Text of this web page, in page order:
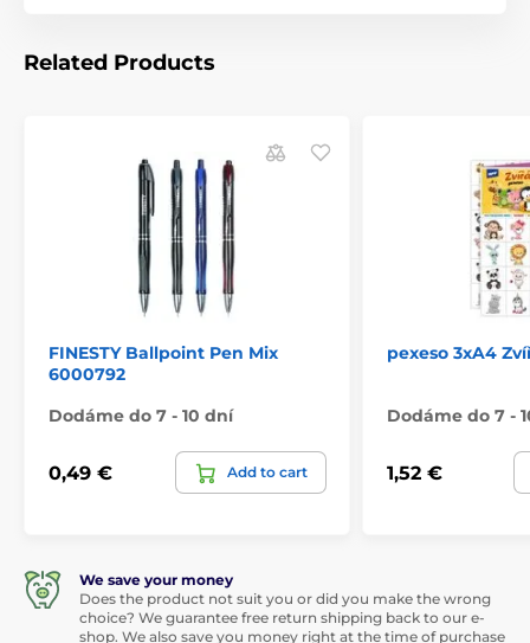
Related Products
FINESTY Ballpoint Pen Mix
6000792
Dodáme do 7 - 10 dní
0,49 € Add to cart
pexeso 3xA4
Dodáme do 7 -
1,52 €
We save your money
Does the product not suit you or did you make the wrong
choice? We guarantee free return shipping back to our e-
shop. We also save you money right at the time of purchase